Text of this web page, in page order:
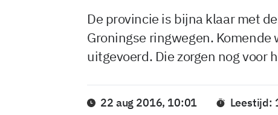
De provincie is bijna klaar met
Groningse ringwegen.
uitgevoerd. Die zorgen nog voor
22 aug 2016, 10:01 Leestijd: